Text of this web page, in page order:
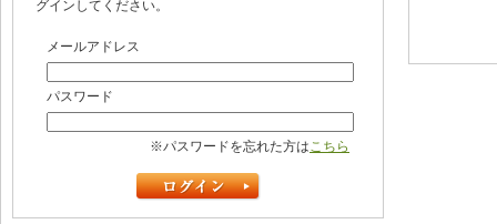
グインしてください。
メールアドレス
パスワード
※パスワードを忘れた方はこちら